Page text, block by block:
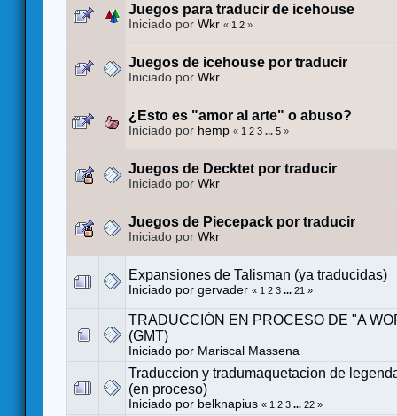
Juegos para traducir de icehouse
Iniciado por Wkr « 1 2 »
Juegos de icehouse por traducir
Iniciado por Wkr
¿Esto es "amor al arte" o abuso?
Iniciado por hemp « 1 2 3 ... 5 »
Juegos de Decktet por traducir
Iniciado por Wkr
Juegos de Piecepack por traducir
Iniciado por Wkr
Expansiones de Talisman (ya traducidas)
Iniciado por gervader « 1 2 3 ... 21 »
TRADUCCIÓN EN PROCESO DE "A
(GMT)
Iniciado por Mariscal Massena
Traduccion y tradumaquetacion de
(en proceso)
Iniciado por belknapius « 1 2 3 ... 22 »